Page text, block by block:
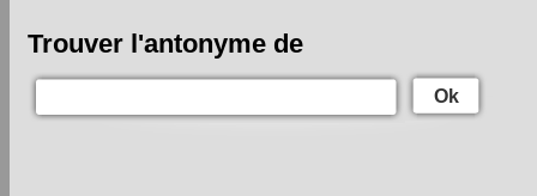
Trouver l'antonyme de
Ok